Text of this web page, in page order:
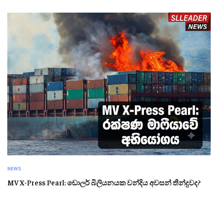
NEWS
MV X-Press Pearl: ඩොලර් බිලියනයක වන්දිය අවසන් තීන්දුවද?